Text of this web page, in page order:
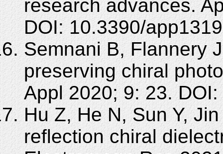
research advances.
DOI: 10.3390/
Semnani B, Flannery
preserving chiral
Appl 2020; 9: 23.
Hu Z, He N, Sun Y,
reflection chiral